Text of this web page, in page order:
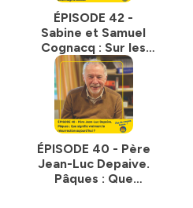
ÉPISODE 42 -
Sabine et Samuel
Cognacq : Sur les
pas de saint
François grâce au
pèlérinage à Assise.
ÉPISODE 40 - Père
Jean-Luc Depaive.
Pâques : Que